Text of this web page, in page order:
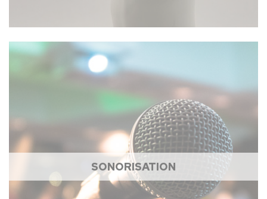
SONORISATION